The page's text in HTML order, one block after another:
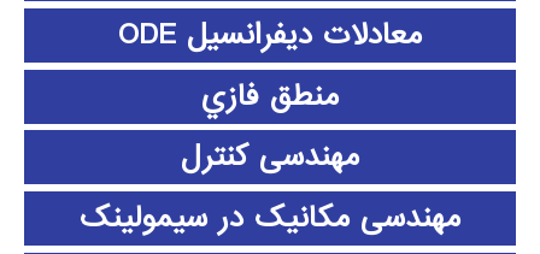
معادلات دیفرانسیل ODE
منطق فازي
مهندسی کنترل
مهندسی مکانیک در سیمولینک